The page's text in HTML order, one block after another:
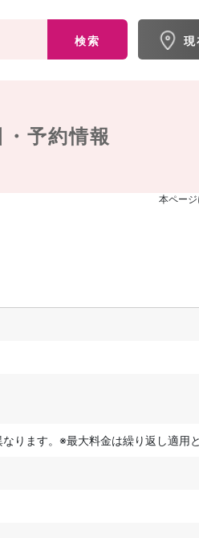
検索 現
予約情報
本ページ
ります。※最大料金は繰り返し適用と